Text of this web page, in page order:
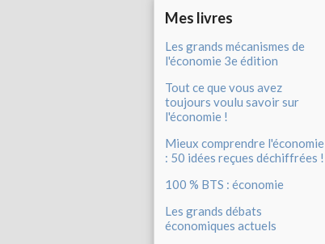
Mes livres
Les grands mécanismes de
l'économie 3e édition
Tout ce que vous avez
toujours voulu savoir sur
l'économie !
Mieux comprendre l'économie
: 50 idées reçues déchiffrées !
100 % BTS : économie
Les grands débats
économiques actuels